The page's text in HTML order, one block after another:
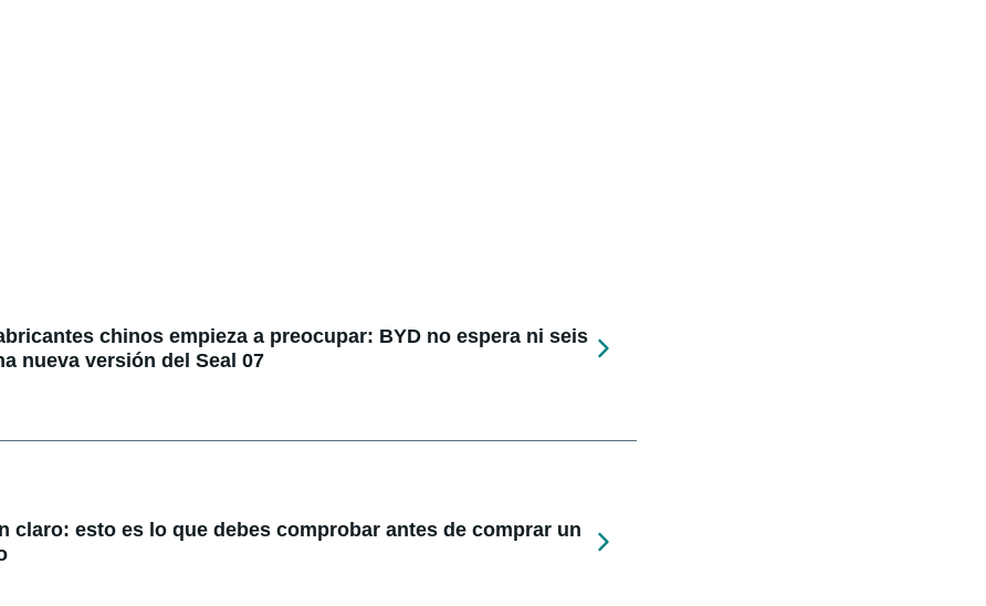
chinos empieza a preocupar: BYD no espera ni seis
nueva versión del Seal 07
claro: esto es lo que debes comprobar antes de comprar un